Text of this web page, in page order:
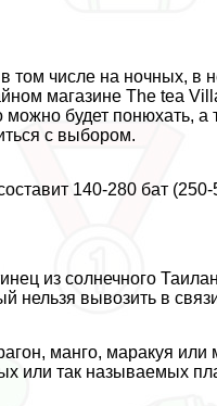
том числе на ночных, в
магазине The tea
можно будет понюхать,
с выбором.
140-280 бат (250-
из солнечного
нельзя вывозить в
манго, маpaкуя
или так называемых